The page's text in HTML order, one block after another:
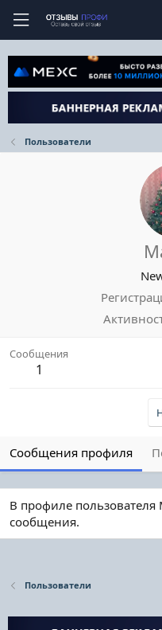
Пользователи
Сообщения
1
Сообщения профиля
В профиле
сообщения.
Пользователи